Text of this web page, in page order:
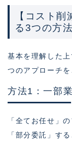
【コスト
る3つの方法
基本を理解した
つのアプローチを
方法1：一部
「全てお任せ」
「部分委託」す